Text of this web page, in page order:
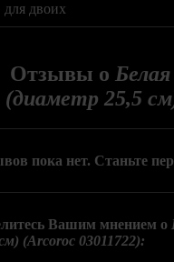
для двоих
Отзывы о
(диаметр 25,5
пока нет. Станьте
Вашим мнением о
(Arcoroc 03011722):